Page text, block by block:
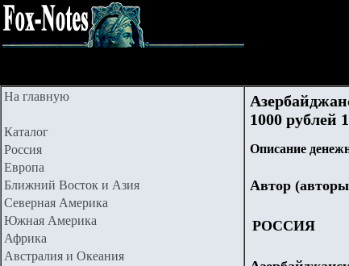
На главную
Каталог
Россия
Европа
Ближний Восток и Азия
Северная Америка
Южная Америка
Африка
Австралия и Океания
1000 рублей
Описание
Автор
РОССИЯ